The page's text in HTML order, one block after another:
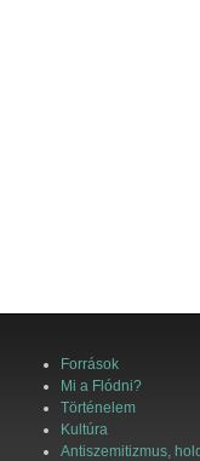
Források
Mi a Flódni?
Történelem
Kultúra
Antiszemitizmus,